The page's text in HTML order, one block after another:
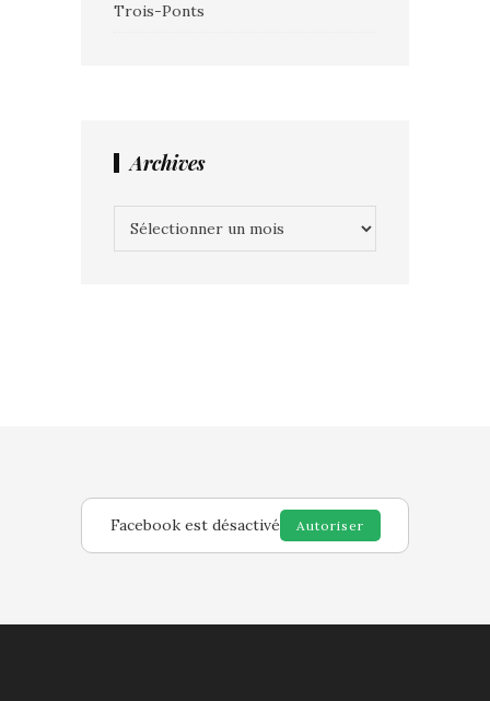
Trois-Ponts
Archives
Facebook est désactivé Autoriser